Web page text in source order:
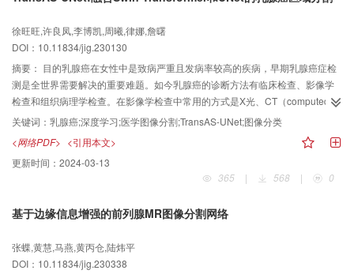
正则化与白化处理来提升模型的泛化性能，通过学习少量的有标注医学图像对
不可预见的噪声图像进行迁移学习，缓解因有标记医学图像匮乏而导致的泛化
能力弱的问题；同时避免模型的冗余训练，进一步增强模型在不同环境下的鲁
棒性。结果为了验证所提模型SDGM的域内泛化性能，将INbreast的单域X-ray
图像作为训练集，多种域偏移的图像为测试集，实验结果表明在域内泛化场景
下SDGM性能优于FCOS（fully convolutional one-stage object detection）、
detection）、PVTv2-Transformer等方法，泛化性能比baseline方法的
mAP（mean average precision）提升了9.7%；在训练数据量更小的前提下，
单域泛化性能优于INbreast全监督场景下的baseline方法的性能。此外，为了进
breast imaging subset of DDSM）数据集作为训练集而多种域偏移的INbreast
论所提单域泛化模型SDGM能够有效缓解域偏移对模型性能的影响，并能够针
对医学数据域未知且数量少的特点进行泛化，能够较灵活地迁移至临床实践中
徐旺旺,许良凤,李博凯,周曦,律娜,詹曙
DOI：10.11834/jig.230130
摘要： 目的乳腺癌在女性中是致病严重且发病率较高的疾病，早期乳腺癌症检
测是全世界需要解决的重要难题。如今乳腺癌的诊断方法有临床检查、影像学
检查和组织病理学检查。在影像学检查中常用的方式是X光、CT（computed
tomography）、磁共振等，其中乳房X光片已用于检测早期癌症，然而从本地
乳房X线照片中手动分割肿块是一项非常耗时且容易出错的任务。因此，需要一
个集成的计算机辅助诊断（computer aided diagnosis，CAD）系统来帮助放
射科医生进行自动和精确的乳房肿块识别。方法基于深度学习图像分割框架，
对比了不同图像分割模型，同时在UNet结构上采用了Swin架构来代替分割任务
取更多的全局信息和不同层次特征来取代短连接，实现多尺度特征融合，从而
域的等级识别，更好地对乳腺癌进行诊断医疗。结果本文模型在乳腺癌X光数据
集INbreast上实现肿块的准确分割，IoU（intersection over union）值达到
关键词： 乳腺癌;深度学习;医学图像分割;TransAS-UNet;图像分类
<网络PDF> <引用本文>
更新时间： 2024-03-13
365
| 568 | 0
基于边缘信息增强的前列腺MR图像分割网络
张蝶,黄慧,马燕,黄丙仓,陆炜平
DOI：10.11834/jig.230338